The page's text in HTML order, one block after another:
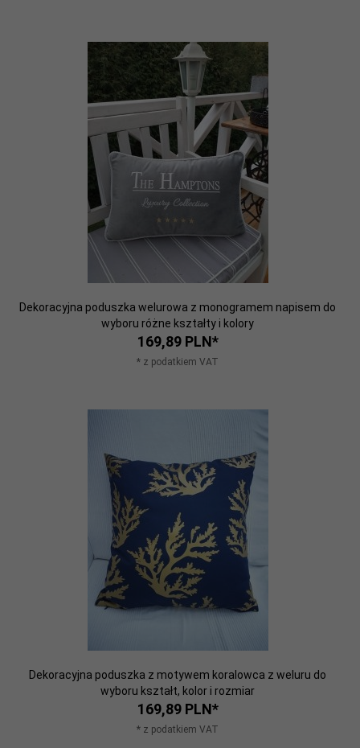
Dekoracyjna poduszka welurowa z monogramem napisem do
wyboru różne kształty i kolory
169,89 PLN*
* z podatkiem VAT
Dekoracyjna poduszka z motywem koralowca z weluru do
wyboru kształt, kolor i rozmiar
169,89 PLN*
* z podatkiem VAT